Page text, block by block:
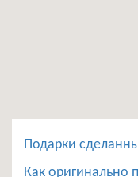
Подарки
Как оригинально